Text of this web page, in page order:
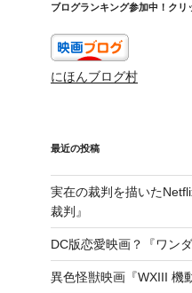
ブログランキング参加中！ク
にほんブログ村
最近の投稿
実在の裁判を描いた
裁判』
DC版恋愛映画？『ワン
異色怪獣映画『WXIII 機